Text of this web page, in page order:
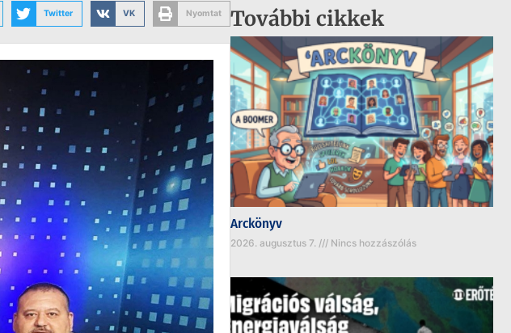
Twitter VK Nyomtat További cikkek
Arckönyv
2026. augusztus 7. Nincs hozzászólás